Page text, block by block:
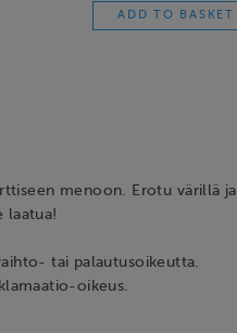
menoon. Erotu värillä ja
laatua!
tai palautusoikeutta.
oikeus.